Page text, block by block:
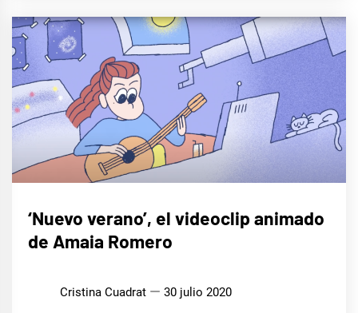
‘Nuevo verano’, el videoclip animado
de Amaia Romero
Cristina Cuadrat 30 julio 2020